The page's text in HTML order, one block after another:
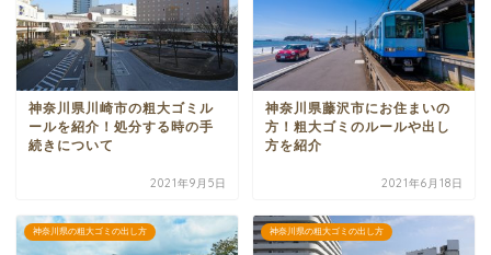
神奈川県川崎市の粗大ゴミル
ールを紹介！処分する時の手
続きについて
2021年9月5日
神奈川県藤沢市にお住まいの
方！粗大ゴミのルールや出し
方を紹介
2021年6月18日
神奈川県の粗大ゴミの出し方 神奈川県の粗大ゴミの出し方